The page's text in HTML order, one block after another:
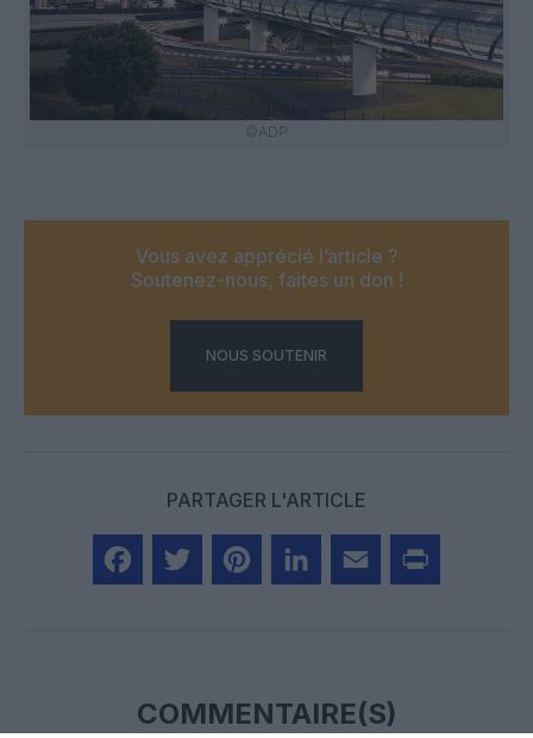
©ADP
Vous avez apprécié l’article ?
Soutenez-nous, faites un don !
NOUS SOUTENIR
PARTAGER L'ARTICLE
COMMENTAIRE(S)